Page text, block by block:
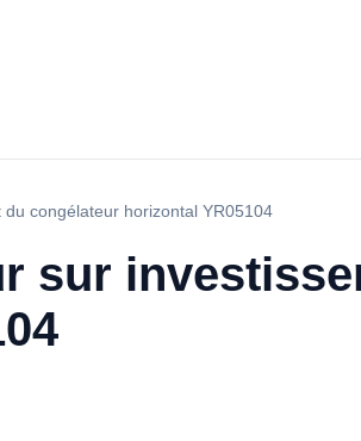
congélateur horizontal YR05104
sur